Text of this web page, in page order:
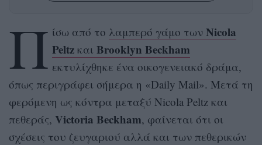
Π ίσω από το λαμπερό γάμο των Nicola
Peltzκαι Brooklyn Beckham
εκτυλίχθηκε ένα οικογενειακό δράμα,
όπως περιγράφει σήμερα η «Daily Mail». Μετά τη
φερόμενη ως κόντρα μεταξύ Nicola Peltz και
πεθεράς, Victoria Beckham, φαίνεται ότι οι
σχέσεις του ζευγαριού αλλά και των πεθερικών